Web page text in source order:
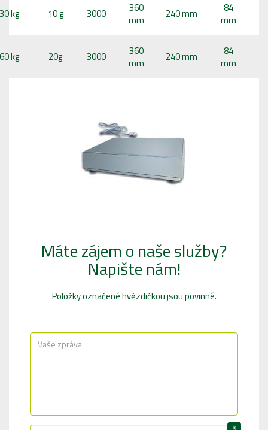
30 kg 10 g 3000
360
mm
240 mm
84
mm
60 kg 20g 3000
360
mm
240 mm
84
mm
Máte zájem o naše služby?
Napište nám!
Položky označené hvězdičkou jsou povinné.